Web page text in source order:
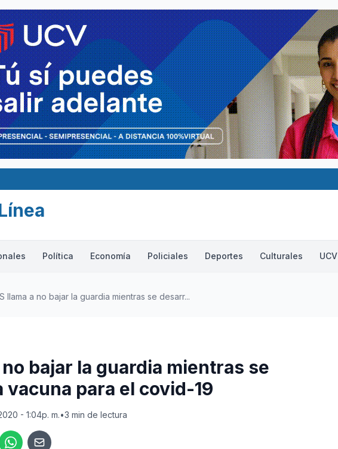
Política Economía Policiales Deportes Culturales UCV
llama a no bajar la guardia mientras se desarr...
no bajar la guardia mientras se
vacuna para el covid-19
- 1:04p. m.•3 min de lectura